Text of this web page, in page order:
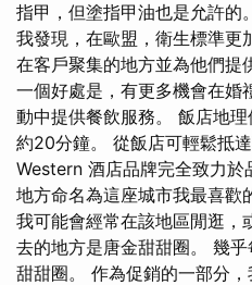
指甲，但塗指甲油也是允許的
我發現，在歐盟，衛生標準更
在客戶聚集的地方並為他們提
一個好處是，有更多機會在婚
動中提供餐飲服務。 飯店地
約20分鐘。 從飯店可輕鬆抵
Western 酒店品牌完全致力於
地方命名為這座城市我最喜歡
我可能會經常在該地區閒逛，
去的地方是唐金甜甜圈。 幾
甜甜圈。 作為促銷的一部分